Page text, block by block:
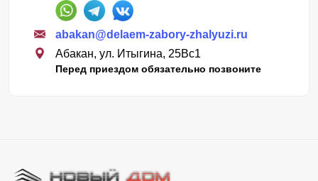
abakan@delaem-zabory-zhalyuzi.ru
Абакан, ул. Итыгина, 25Вс1
Перед приездом обязательно позвоните